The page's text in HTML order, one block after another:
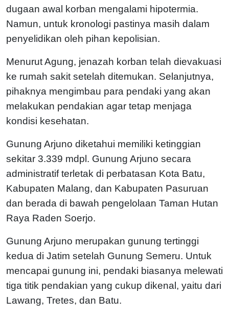
dugaan awal korban mengalami hipotermia.
Namun, untuk kronologi pastinya masih dalam
penyelidikan oleh pihan kepolisian.
Menurut Agung, jenazah korban telah dievakuasi
ke rumah sakit setelah ditemukan. Selanjutnya,
pihaknya mengimbau para pendaki yang akan
melakukan pendakian agar tetap menjaga
kondisi kesehatan.
Gunung Arjuno diketahui memiliki ketinggian
sekitar 3.339 mdpl. Gunung Arjuno secara
administratif terletak di perbatasan Kota Batu,
Kabupaten Malang, dan Kabupaten Pasuruan
dan berada di bawah pengelolaan Taman Hutan
Raya Raden Soerjo.
Gunung Arjuno merupakan gunung tertinggi
kedua di Jatim setelah Gunung Semeru. Untuk
mencapai gunung ini, pendaki biasanya melewati
tiga titik pendakian yang cukup dikenal, yaitu dari
Lawang, Tretes, dan Batu.